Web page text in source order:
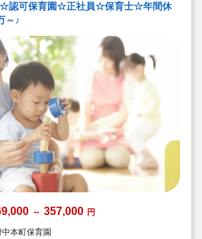
☆認可保育園☆正社員☆保育士☆年間休
～♪
～ 357,000 円
本町保育園